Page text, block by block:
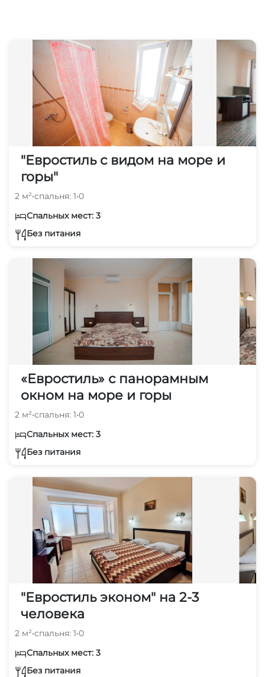
"Евростиль с видом на море и
горы"
2 м²•спальня: 1•0
Спальных мест: 3
Без питания
«Евростиль» с панорамным
окном на море и горы
2 м²•спальня: 1•0
Спальных мест: 3
Без питания
"Евростиль эконом" на 2-3
человека
2 м²•спальня: 1•0
Спальных мест: 3
Без питания